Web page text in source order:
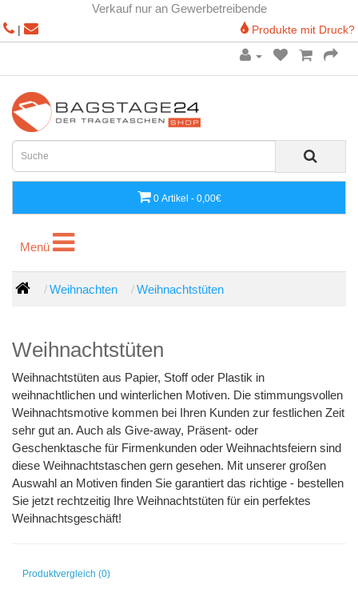
Verkauf nur an Gewerbetreibende
| Produkte mit Druck?
0 Artikel - 0,00€
Menü
Menü
Weihnachten Weihnachtstüten
Weihnachtstüten
Weihnachtstüten aus Papier, Stoff oder Plastik in
weihnachtlichen und winterlichen Motiven. Die stimmungsvollen
Weihnachtsmotive kommen bei Ihren Kunden zur festlichen Zeit
sehr gut an. Auch als Give-away, Präsent- oder
Geschenktasche für Firmenkunden oder Weihnachtsfeiern sind
diese Weihnachtstaschen gern gesehen. Mit unserer großen
Auswahl an Motiven finden Sie garantiert das richtige - bestellen
Sie jetzt rechtzeitig Ihre Weihnachtstüten für ein perfektes
Weihnachtsgeschäft!
Produktvergleich (0)